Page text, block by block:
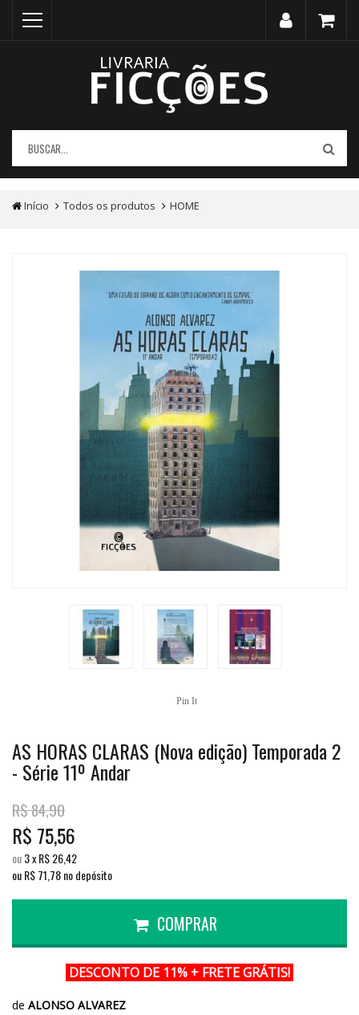
Início Todos os produtos HOME
Pin It
AS HORAS CLARAS (Nova edição) Temporada 2
- Série 11º Andar
R$84,90
R$ 75,56
ou3xR$26,42
ou R$71,78no depósito
COMPRAR
DESCONTO DE 11% + FRETE GRÁTIS!
de ALONSO ALVAREZ